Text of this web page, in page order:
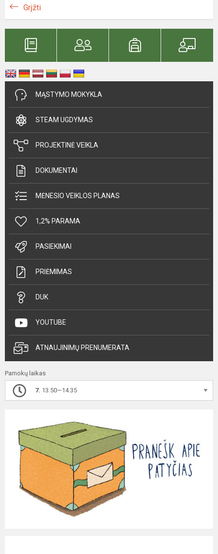
Grįžti
MĄSTYMO MOKYKLA
STEAM UGDYMAS
PROJEKTINĖ VEIKLA
DOKUMENTAI
MĖNESIO VEIKLOS PLANAS
1,2% PARAMA
PASIEKIMAI
PRIĖMIMAS
DUK
YOUTUBE
ATNAUJINIMŲ PRENUMERATA
Pamokų laikas
7. 13.50—14.35